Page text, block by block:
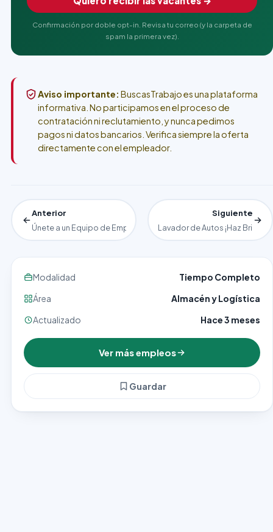
Confirmación por doble opt-in. Revisa tu correo (y la carpeta de
spam la primera vez).
Aviso importante: BuscasTrabajo es una plataforma
informativa. No participamos en el proceso de
contratación ni reclutamiento, y nunca pedimos
pagos ni datos bancarios. Verifica siempre la oferta
directamente con el empleador.
Anterior
Únete a un Equipo de Empaque en la Industria de la Tecnología
Siguiente
Lavador de Autos ¡Haz Brillar
Modalidad
Tiempo Completo
Área
Almacén y Logística
Actualizado
Hace 3 meses
Ver más empleos
Guardar